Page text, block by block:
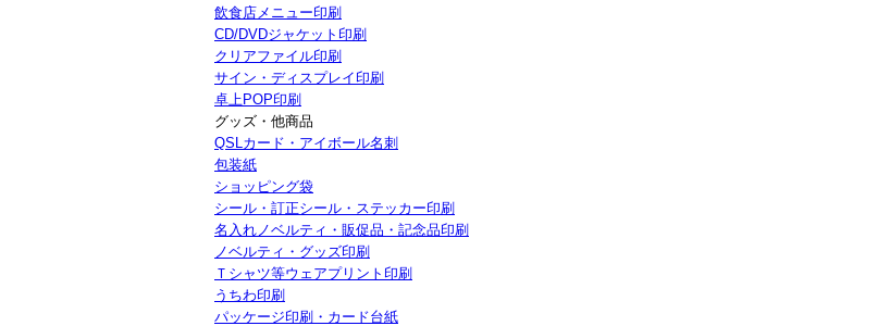
飲食店メニュー印刷
CD/DVDジャケット印刷
クリアファイル印刷
サイン・ディスプレイ印刷
卓上POP印刷
グッズ・他商品
QSLカード・アイボール名刺
包装紙
ショッピング袋
シール・訂正シール・ステッカー印刷
名入れノベルティ・販促品・記念品印刷
ノベルティ・グッズ印刷
Ｔシャツ等ウェアプリント印刷
うちわ印刷
パッケージ印刷・カード台紙